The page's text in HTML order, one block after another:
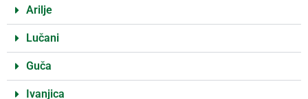
Arilje
Lučani
Guča
Ivanjica